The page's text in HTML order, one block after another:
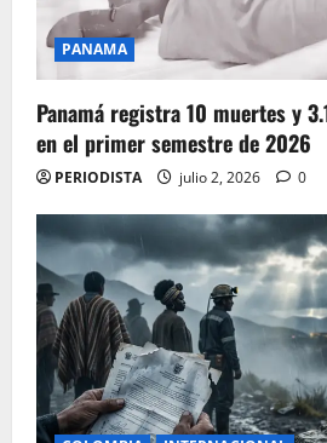
PANAMA
Panamá registra 10 muertes y
en el primer semestre de 2026
PERIODISTA julio 2, 2026 0